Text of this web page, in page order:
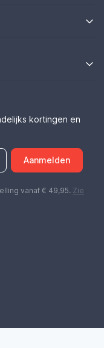
kortingen en
Aanmelden
vanaf € 49,95. Zie